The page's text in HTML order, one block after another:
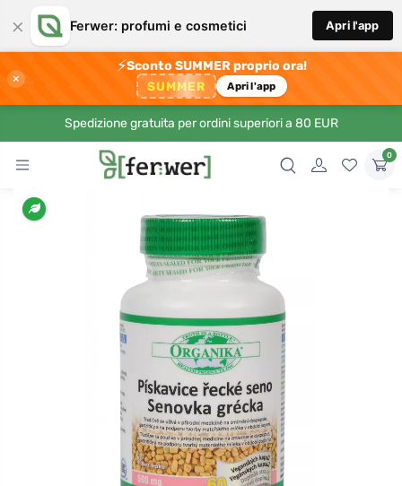
× Ferwer: profumi e cosmetici Apri l'app
×
⚡Sconto SUMMER proprio ora!
SUMMER Apri l'app
Spedizione gratuita per ordini superiori a 80 EUR
0